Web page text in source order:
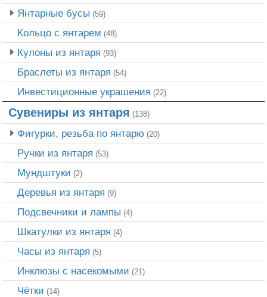
Янтарные бусы (59)
Кольцо с янтарем (48)
Кулоны из янтаря (93)
Браслеты из янтаря (54)
Инвестиционные украшения (22)
Сувениры из янтаря (138)
Фигурки, резьба по янтарю (20)
Ручки из янтаря (53)
Мундштуки (2)
Деревья из янтаря (9)
Подсвечники и лампы (4)
Шкатулки из янтаря (4)
Часы из янтаря (5)
Инклюзы с насекомыми (21)
Чётки (14)